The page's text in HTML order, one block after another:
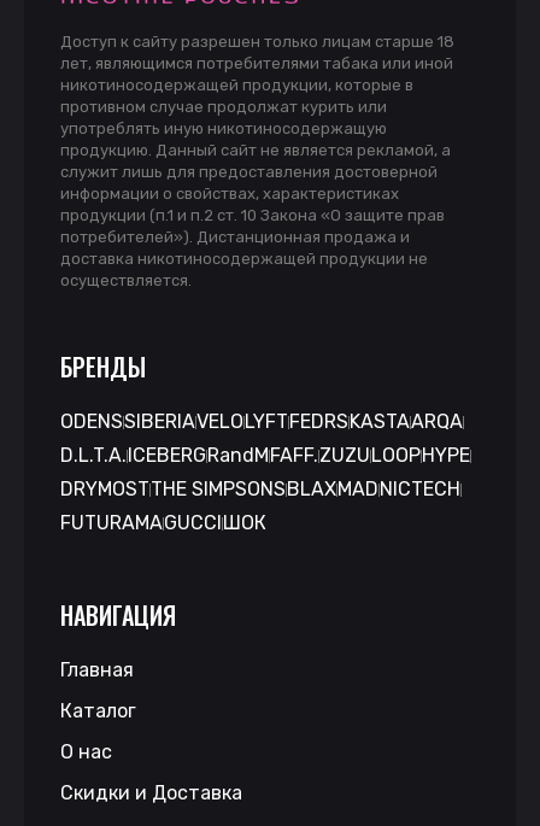
Доступ к сайту разрешен только лицам старше 18
лет, являющимся потребителями табака или иной
никотиносодержащей продукции, которые в
противном случае продолжат курить или
употреблять иную никотиносодержащую
продукцию. Данный сайт не является рекламой, а
служит лишь для предоставления достоверной
информации о свойствах, характеристиках
продукции (п.1 и п.2 ст. 10 Закона «О защите прав
потребителей»). Дистанционная продажа и
доставка никотиносодержащей продукции не
осуществляется.
БРЕНДЫ
ODENSSIBERIAVELO LYFT FEDRS KASTAARQA
D.L.T.A. ICEBERG RandM FAFF.ZUZU LOOPHYPE
DRYMOSTTHE SIMPSONS BLAXMAD NICTECH
FUTURAMAGUCCI ШОК
НАВИГАЦИЯ
Главная
Каталог
О нас
Скидки и Доставка